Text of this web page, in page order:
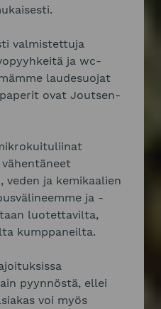
valmistettuja
ja wc-
laudesuojat
ovat Joutsen-
veden ja kemikaalien
ja -
luotettavilta,
kumppaneilta.
pyynnöstä, ellei
voi myös